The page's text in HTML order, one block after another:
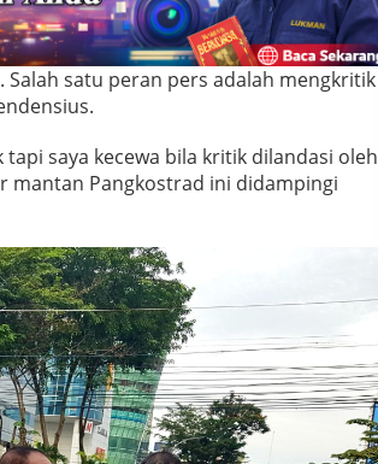
satu peran pers adalah mengkritik
saya kecewa bila kritik dilandasi oleh
mantan Pangkostrad ini didampingi